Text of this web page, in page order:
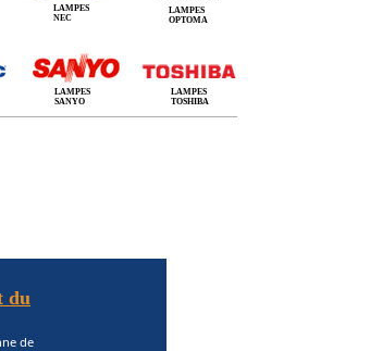
LAMPES
NEC
LAMPES
OPTOMA
LAMPES
SANYO
LAMPES
TOSHIBA
du
de